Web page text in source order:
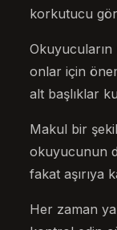
korkutucu
onlar için
alt başlıklar
Makul bir
okuyucunun
fakat aşırıya
Her zaman